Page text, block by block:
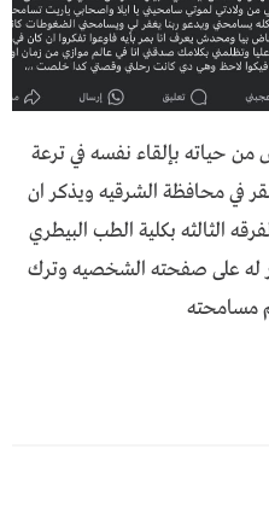
حياته بإلقاء نفسه في ترعة
صقر في محافظة الشرقيه ويذكر ان
الثالثه بكلية الطب البيطري
له على صفحته الشخصيه وترك
مسامحته